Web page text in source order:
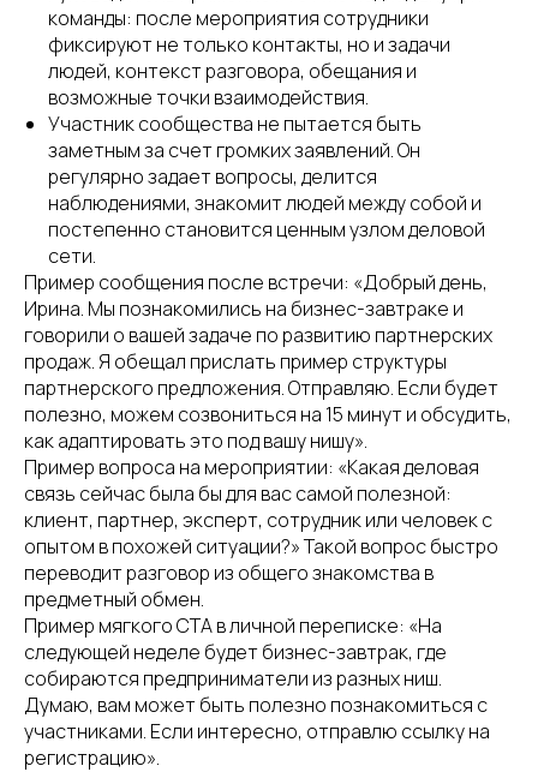
команды: после мероприятия сотрудники
фиксируют не только контакты, но и задачи
людей, контекст разговора, обещания и
возможные точки взаимодействия.
Участник сообщества не пытается быть
заметным за счет громких заявлений. Он
регулярно задает вопросы, делится
наблюдениями, знакомит людей между собой и
постепенно становится ценным узлом деловой
сети.
Пример сообщения после встречи: «Добрый день,
Ирина. Мы познакомились на бизнес-завтраке и
говорили о вашей задаче по развитию партнерских
продаж. Я обещал прислать пример структуры
партнерского предложения. Отправляю. Если будет
полезно, можем созвониться на 15 минут и обсудить,
как адаптировать это под вашу нишу».
Пример вопроса на мероприятии: «Какая деловая
связь сейчас была бы для вас самой полезной:
клиент, партнер, эксперт, сотрудник или человек с
опытом в похожей ситуации?» Такой вопрос быстро
переводит разговор из общего знакомства в
предметный обмен.
Пример мягкого CTA в личной переписке: «На
следующей неделе будет бизнес-завтрак, где
собираются предприниматели из разных ниш.
Думаю, вам может быть полезно познакомиться с
участниками. Если интересно, отправлю ссылку на
регистрацию».